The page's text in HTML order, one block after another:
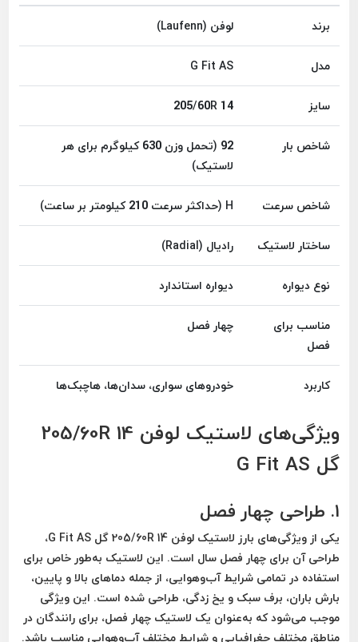
برند
لوفن (Laufenn)
مدل
G Fit AS
سایز
205/60R 14
شاخص بار
92 (تحمل وزن 630 کیلوگرم برای هر
لاستیک)
شاخص سرعت
H (حداکثر سرعت 210 کیلومتر بر ساعت)
ساختار لاستیک
رادیال (Radial)
نوع دیواره
دیواره استاندارد
مناسب برای
فصل
چهار فصل
کاربرد خودروهای سواری، سدان‌ها، هاچبک‌ها
ویژگی‌های لاستیک لوفن 205/60R 14
گل G Fit AS
1. طراحی چهار فصل
یکی از ویژگی‌های بارز لاستیک لوفن 205/60R 14 گل G Fit AS
،
طراحی آن برایچهار فصل سال است. این لاستیک به‌طور خاص برای
استفاده در تمامی شرایط آب‌وهوایی، از جمله دماهای بالا و پایین،
بارش باران، برف سبک و یخ زدگی، طراحی شده است. این ویژگی
موجب می‌شود که به‌عنوان یک لاستیکچهار فصل، برای رانندگان در
مناطق مختلف جغرافیایی و شرایط مختلف آب‌وهوایی مناسب باشد.